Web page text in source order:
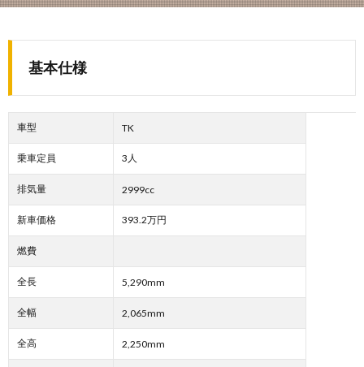
基本仕様
車型 TK
乗車定員 3人
排気量 2999cc
新車価格 393.2万円
燃費
全長 5,290mm
全幅 2,065mm
全高 2,250mm